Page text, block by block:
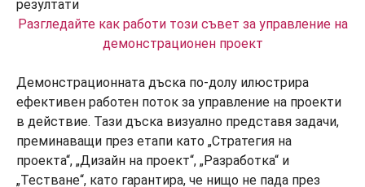
Разгледайте как работи този съвет за управление на
демонстрационен проект
Демонстрационната дъска по-долу илюстрира
ефективен работен поток за управление на проекти
в действие. Тази дъска визуално представя задачи,
преминаващи през етапи като „Стратегия на
проекта“, „Дизайн на проект“, „Разработка“ и
„Тестване“, като гарантира, че нищо не пада през